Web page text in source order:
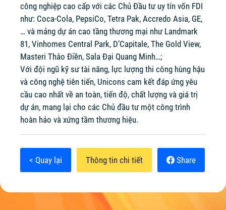
công nghiệp cao cấp với các Chủ Đầu tư uy tín vốn FDI
như: Coca-Cola, PepsiCo, Tetra Pak, Accredo Asia, GE,
… và mảng dự án cao tầng thương mại như Landmark
81, Vinhomes Central Park, D’Capitale, The Gold View,
Masteri Thảo Điền, Sala Đại Quang Minh…;
Với đội ngũ kỹ sư tài năng, lực lượng thi công hùng hậu
và công nghệ tiên tiến, Unicons cam kết đáp ứng yêu
cầu cao nhất về an toàn, tiến độ, chất lượng và giá trị
dự án, mang lại cho các Chủ đầu tư một công trình
hoàn hảo và xứng tầm thương hiệu.
< Quay lại Thông tin chi tiết Share